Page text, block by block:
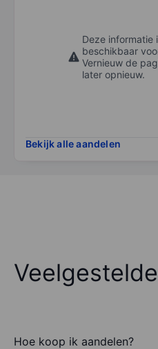
Deze informatie
beschikbaar
Vernieuw de
later opnieuw.
Bekijk alle aandelen
Hoe koop ik aandelen?